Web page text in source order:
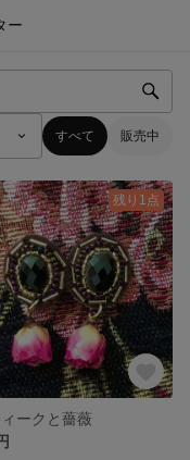
ー
すべて 販売中
残り1点
ークと薔薇